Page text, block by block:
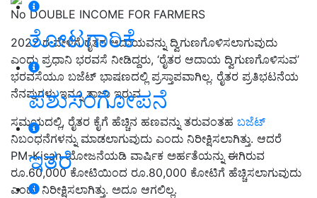
ತೋಟಗಾರಿಕೆ
ಪಶುಸಂಗೋಪನೆ
ಇತರೆ
No DOUBLE INCOME FOR FARMERS
2022 ರ ವೇಳೆಗೆ ರೈತರ ಆದಾಯವನ್ನು ದ್ವಿಗುಣಗೊಳಿಸಲಾಗುವುದು
ಎಂದು ಪ್ರಧಾನಿ ಭರವಸೆ ನೀಡಿದ್ದರು, ‘ರೈತರ ಆದಾಯ ದ್ವಿಗುಣಗೊಳಿಸುವ’
ಭರವಸೆಯೂ ಬಜೆಟ್ ಭಾಷಣದಲ್ಲಿ ಪ್ರಸ್ತಾಪವಾಗಿಲ್ಲ. ರೈತರ ಪ್ರತಿಭಟನೆಯ
ನೆನಪುಗಳು ಇನ್ನೂ ತಾಜಾ ಇರುವ
ಸಮಯದಲ್ಲಿ, ರೈತರ ಕೈಗೆ ಹೆಚ್ಚಿನ ಹಣವನ್ನು ತರುವಂತಹ ಬಜೆಟ್
ನಿಬಂಧನೆಗಳನ್ನು ಮಾಡಲಾಗುವುದು ಎಂದು ನಿರೀಕ್ಷಿಸಲಾಗಿತ್ತು. ಆದರೆ
PM-Kisan ಯೋಜನೆಯಡಿ ವಾರ್ಷಿಕ ಅರ್ಹತೆಯನ್ನು ಈಗಿರುವ
ರೂ.60,000 ಕೋಟಿಯಿಂದ ರೂ.80,000 ಕೋಟಿಗೆ ಹೆಚ್ಚಿಸಲಾಗುವುದು
ಎಂದು ನಿರೀಕ್ಷಿಸಲಾಗಿತ್ತು. ಅದೂ ಆಗಲಿಲ್ಲ.